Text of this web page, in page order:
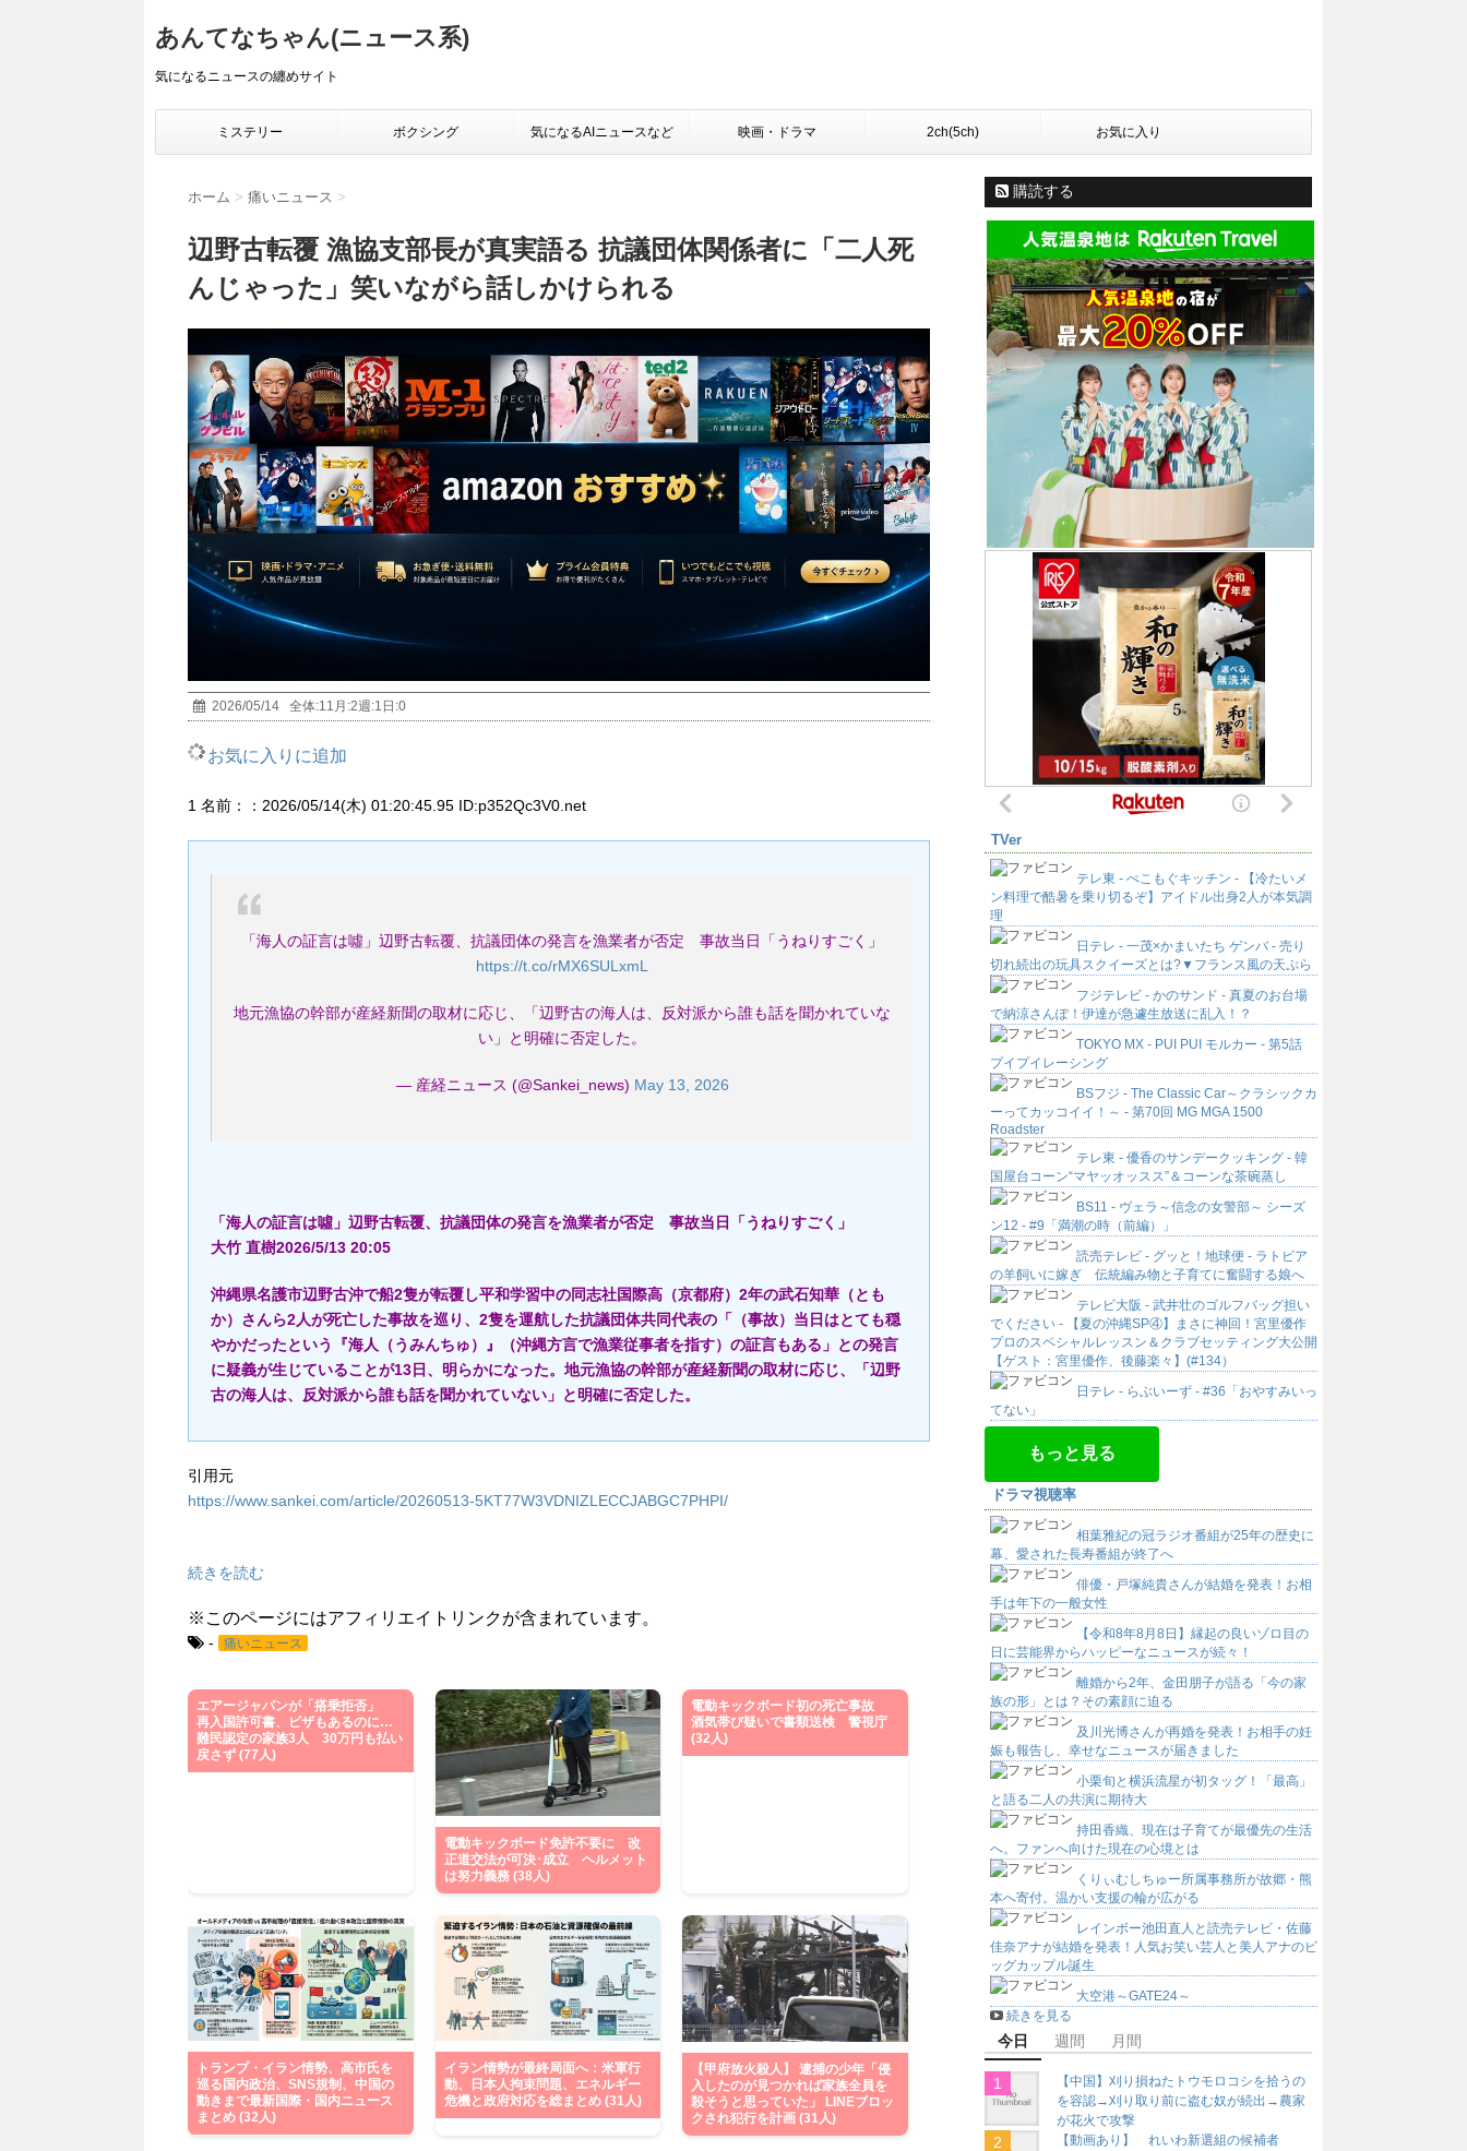
あんてなちゃん(ニュース系)
気になるニュースの纏めサイト
ミステリー ボクシング 気になるAIニュースなど 映画・ドラマ 2ch(5ch) お気に入り
ホーム > 痛いニュース >
辺野古転覆 漁協支部長が真実語る 抗議団体関係者に「二人死
んじゃった」笑いながら話しかけられる
2026/05/14 全体:11 月:2週:1 日:0
お気に入りに追加
1 名前：：2026/05/14(木) 01:20:45.95 ID:p352Qc3V0.net
「海人の証言は噓」辺野古転覆、抗議団体の発言を漁業者が否定 事故当日「うねりすごく」
https://t.co/rMX6SULxmL
地元漁協の幹部が産経新聞の取材に応じ、「辺野古の海人は、反対派から誰も話を聞かれていな
い」と明確に否定した。
— 産経ニュース (@Sankei_news) May 13, 2026
「海人の証言は噓」辺野古転覆、抗議団体の発言を漁業者が否定 事故当日「うねりすごく」
大竹 直樹2026/5/13 20:05
沖縄県名護市辺野古沖で船2隻が転覆し平和学習中の同志社国際高（京都府）2年の武石知華（とも
か）さんら2人が死亡した事故を巡り、2隻を運航した抗議団体共同代表の「（事故）当日はとても穏
やかだったという『海人（うみんちゅ）』（沖縄方言で漁業従事者を指す）の証言もある」との発言
に疑義が生じていることが13日、明らかになった。地元漁協の幹部が産経新聞の取材に応じ、「辺野
古の海人は、反対派から誰も話を聞かれていない」と明確に否定した。
引用元
https://www.sankei.com/article/20260513-5KT77W3VDNIZLECCJABGC7PHPI/
続きを読む
※このページにはアフィリエイトリンクが含まれています。
- 痛いニュース
エアージャパンが「搭乗拒否」
再入国許可書、ビザもあるのに…
難民認定の家族3人 30万円も払い
戻さず (77人)
電動キックボード免許不要に 改
正道交法が可決･成立 ヘルメット
は努力義務 (38人)
電動キックボード初の死亡事故
酒気帯び疑いで書類送検 警視庁
(32人)
トランプ・イラン情勢、高市氏を
巡る国内政治、SNS規制、中国の
動きまで最新国際・国内ニュース
まとめ (32人)
イラン情勢が最終局面へ：米軍行
動、日本人拘束問題、エネルギー
危機と政府対応を総まとめ (31人)
【甲府放火殺人】 逮捕の少年「侵
入したのが見つかれば家族全員を
殺そうと思っていた」 LINEブロッ
クされ犯行を計画 (31人)
購読する
TVer
テレ東 - ぺこもぐキッチン - 【冷たいメ
ン料理で酷暑を乗り切るぞ】アイドル出身2人が本気調
理
日テレ - 一茂×かまいたち ゲンバ - 売り
切れ続出の玩具スクイーズとは?▼フランス風の天ぷら
フジテレビ - かのサンド - 真夏のお台場
で納涼さんぽ！伊達が急遽生放送に乱入！？
TOKYO MX - PUI PUI モルカー - 第5話
プイプイレーシング
BSフジ - The Classic Car～クラシックカ
ーってカッコイイ！～ - 第70回 MG MGA 1500
Roadster
テレ東 - 優香のサンデークッキング - 韓
国屋台コーン“マヤッオッスス”＆コーンな茶碗蒸し
BS11 - ヴェラ～信念の女警部～ シーズ
ン12 - #9「満潮の時（前編）」
読売テレビ - グッと！地球便 - ラトビア
の羊飼いに嫁ぎ 伝統編み物と子育てに奮闘する娘へ
テレビ大阪 - 武井壮のゴルフバッグ担い
でください - 【夏の沖縄SP④】まさに神回！宮里優作
プロのスペシャルレッスン＆クラブセッティング大公開
【ゲスト：宮里優作、後藤楽々】(#134）
日テレ - らぶいーず - #36「おやすみいっ
てない」
もっと見る
ドラマ視聴率
相葉雅紀の冠ラジオ番組が25年の歴史に
幕、愛された長寿番組が終了へ
俳優・戸塚純貴さんが結婚を発表！お相
手は年下の一般女性
【令和8年8月8日】縁起の良いゾロ目の
日に芸能界からハッピーなニュースが続々！
離婚から2年、金田朋子が語る「今の家
族の形」とは？その素顔に迫る
及川光博さんが再婚を発表！お相手の妊
娠も報告し、幸せなニュースが届きました
小栗旬と横浜流星が初タッグ！「最高」
と語る二人の共演に期待大
持田香織、現在は子育てが最優先の生活
へ。ファンへ向けた現在の心境とは
くりぃむしちゅー所属事務所が故郷・熊
本へ寄付。温かい支援の輪が広がる
レインボー池田直人と読売テレビ・佐藤
佳奈アナが結婚を発表！人気お笑い芸人と美人アナのビ
ッグカップル誕生
大空港～GATE24～
続きを見る
今日 週間 月間
【中国】刈り損ねたトウモロコシを拾うの
を容認→刈り取り前に盗む奴が続出→農家
が花火で攻撃
【動画あり】 れいわ新選組の候補者